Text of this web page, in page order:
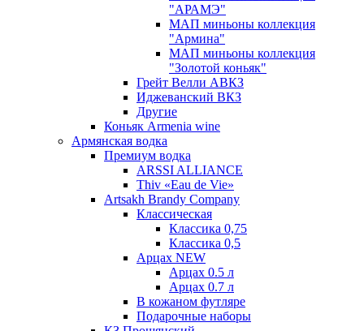
"АРАМЭ"
МАП миньоны коллекция
"Армина"
МАП миньоны коллекция
"Золотой коньяк"
Грейт Велли АВКЗ
Иджеванский ВКЗ
Другие
Коньяк Armenia wine
Армянская водка
Премиум водка
ARSSI ALLIANCE
Thiv «Eau de Vie»
Artsakh Brandy Company
Классическая
Классика 0,75
Классика 0,5
Арцах NEW
Арцах 0.5 л
Арцах 0.7 л
В кожаном футляре
Подарочные наборы